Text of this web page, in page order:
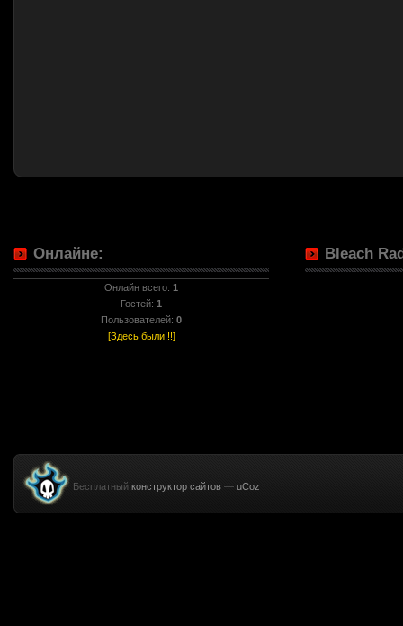
Онлайне:
Онлайн всего: 1
Гостей: 1
Пользователей: 0
[Здесь были!!!]
Bleach
Бесплатный конструктор сайтов — uCoz